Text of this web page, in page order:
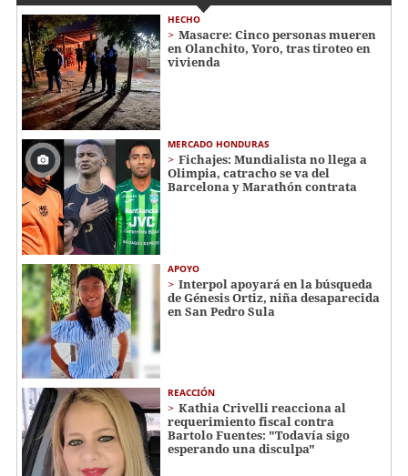
HECHO
Masacre: Cinco personas mueren
en Olanchito, Yoro, tras tiroteo en
vivienda
MERCADO HONDURAS
Fichajes: Mundialista no llega a
Olimpia, catracho se va del
Barcelona y Marathón contrata
APOYO
Interpol apoyará en la búsqueda
de Génesis Ortiz, niña desaparecida
en San Pedro Sula
REACCIÓN
Kathia Crivelli reacciona al
requerimiento fiscal contra
Bartolo Fuentes: "Todavía sigo
esperando una disculpa"